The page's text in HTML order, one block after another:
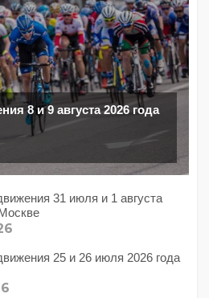
8 и 9 августа 2026 года
31 июля и 1 августа
25 и 26 июля 2026 года